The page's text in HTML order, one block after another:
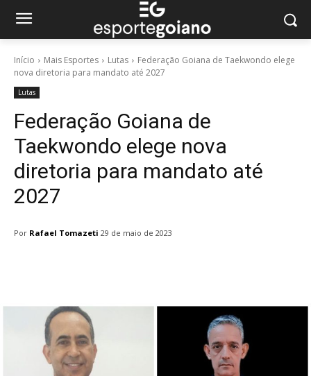
Início Mais Esportes Lutas
Federação Goiana de Taekwondo elege
nova diretoria para mandato até 2027
Lutas
Federação Goiana de
Taekwondo elege nova
diretoria para mandato até
2027
Por Rafael Tomazeti 29 de maio de 2023